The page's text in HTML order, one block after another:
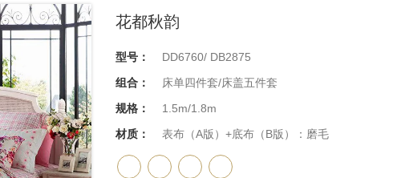
花都秋韵
型号：
DD6760/ DB2875
组合：
床单四件套/床盖五件套
规格：
1.5m/1.8m
材质：
表布（A版）+底布（B版）：磨毛